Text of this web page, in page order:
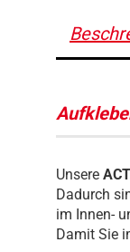
Unsere
Dadurch
im Innen-
Damit Sie